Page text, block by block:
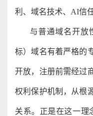
利、域名技术、AI信
与普通域名开放
标）域名有着严格的
开放，注册前需经过
权利保护机制，从根
关系。正是在这一理